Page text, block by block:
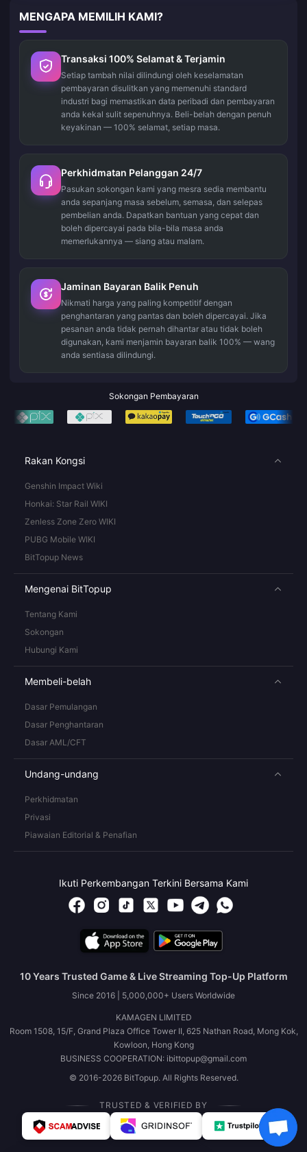
MENGAPA MEMILIH KAMI?
Transaksi 100% Selamat & Terjamin
Setiap tambah nilai dilindungi oleh keselamatan
pembayaran disulitkan yang memenuhi standard
industri bagi memastikan data peribadi dan pembayaran
anda kekal sulit sepenuhnya. Beli-belah dengan penuh
keyakinan — 100% selamat, setiap masa.
Perkhidmatan Pelanggan 24/7
Pasukan sokongan kami yang mesra sedia membantu
anda sepanjang masa sebelum, semasa, dan selepas
pembelian anda. Dapatkan bantuan yang cepat dan
boleh dipercayai pada bila-bila masa anda
memerlukannya — siang atau malam.
Jaminan Bayaran Balik Penuh
Nikmati harga yang paling kompetitif dengan
penghantaran yang pantas dan boleh dipercayai. Jika
pesanan anda tidak pernah dihantar atau tidak boleh
digunakan, kami menjamin bayaran balik 100% — wang
anda sentiasa dilindungi.
Sokongan Pembayaran
Rakan Kongsi
Genshin Impact Wiki
Honkai: Star Rail WIKI
Zenless Zone Zero WIKI
PUBG Mobile WIKI
BitTopup News
Mengenai BitTopup
Tentang Kami
Sokongan
Hubungi Kami
Membeli-belah
Dasar Pemulangan
Dasar Penghantaran
Dasar AML/CFT
Undang-undang
Perkhidmatan
Privasi
Piawaian Editorial & Penafian
Ikuti Perkembangan Terkini Bersama Kami
10 Years Trusted Game & Live Streaming Top-Up Platform
Since 2016 | 5,000,000+ Users Worldwide
KAMAGEN LIMITED
Room 1508, 15/F, Grand Plaza Office Tower II, 625 Nathan Road, Mong Kok,
Kowloon, Hong Kong
BUSINESS COOPERATION: ibittopup@gmail.com
© 2016-2026 BitTopup. All Rights Reserved.
TRUSTED & VERIFIED BY